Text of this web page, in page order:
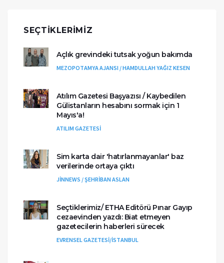
SEÇTIKLERIMIZ
Açlık grevindeki tutsak yoğun bakımda
MEZOPOTAMYA AJANSI / HAMDULLAH YAĞIZ KESEN
Atılım Gazetesi Başyazısı / Kaybedilen
Gülistanların hesabını sormak için 1
Mayıs'a!
ATILIM GAZETESİ
Sim karta dair 'hatırlanmayanlar' baz
verilerinde ortaya çıktı
JİNNEWS / ŞEHRİBAN ASLAN
Seçtiklerimiz/ ETHA Editörü Pınar Gayıp
cezaevinden yazdı: Biat etmeyen
gazetecilerin haberleri sürecek
EVRENSEL GAZETESİ/İSTANBUL